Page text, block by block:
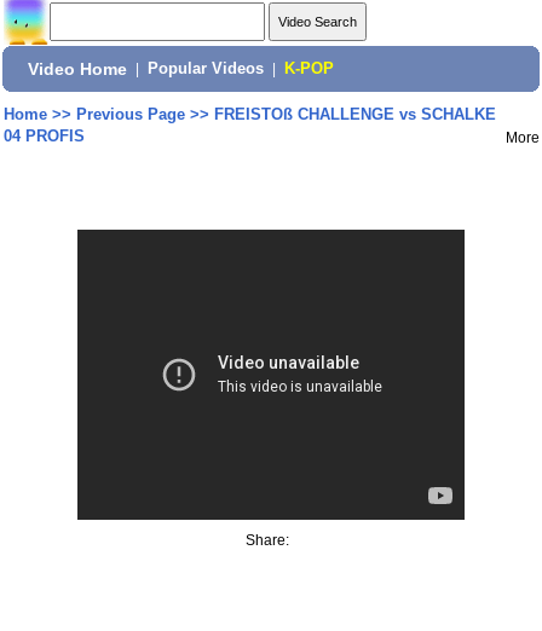
Video Home Popular Videos K-POP
Home>> Previous Page>> FREISTOß CHALLENGE vs SCHALKE
04 PROFIS
More
Share: